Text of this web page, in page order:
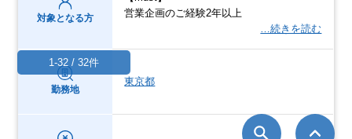
対象となる方
営業企画のご経験2年以上
…続きを読む
勤務地
東京都
1-32 / 32件